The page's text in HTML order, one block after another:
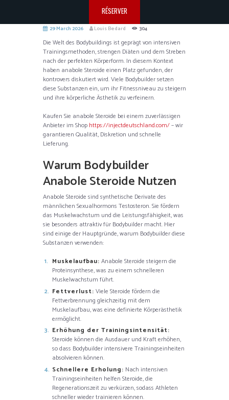
RÉSERVER
29 March 2026 Louis Bedard 304
Die Welt des Bodybuildings ist geprägt von intensiven
Trainingsmethoden, strengen Diäten und dem Streben
nach der perfekten Körperform. In diesem Kontext
haben anabole Steroide einen Platz gefunden, der
kontrovers diskutiert wird. Viele Bodybuilder setzen
diese Substanzen ein, um ihr Fitnessniveau zu steigern
und ihre körperliche Ästhetik zu verfeinern.
Kaufen Sie anabole Steroide bei einem zuverlässigen
Anbieter im Shop https://injectdeutschland.com/– wir
garantieren Qualität, Diskretion und schnelle
Lieferung.
Warum Bodybuilder
Anabole Steroide Nutzen
Anabole Steroide sind synthetische Derivate des
männlichen Sexualhormons Testosteron. Sie fördern
das Muskelwachstum und die Leistungsfähigkeit, was
sie besonders attraktiv für Bodybuilder macht. Hier
sind einige der Hauptgründe, warum Bodybuilder diese
Substanzen verwenden:
Muskelaufbau: Anabole Steroide steigern die
Proteinsynthese, was zu einem schnelleren
Muskelwachstum führt.
Fettverlust: Viele Steroide fördern die
Fettverbrennung gleichzeitig mit dem
Muskelaufbau, was eine definierte Körperästhetik
ermöglicht.
Erhöhung der Trainingsintensität:
Steroide können die Ausdauer und Kraft erhöhen,
so dass Bodybuilder intensivere Trainingseinheiten
absolvieren können.
Schnellere Erholung: Nach intensiven
Trainingseinheiten helfen Steroide, die
Regenerationszeit zu verkürzen, sodass Athleten
schneller wieder trainieren können.